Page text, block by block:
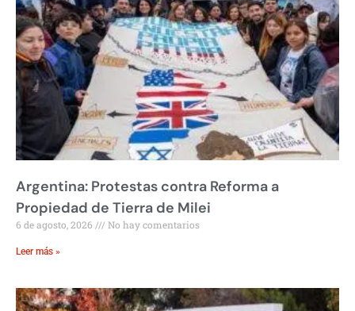
Argentina: Protestas contra Reforma a
Propiedad de Tierra de Milei
6 de agosto, 2026 No hay comentarios
Leer más »